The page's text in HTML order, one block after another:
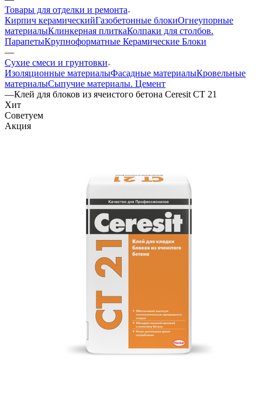
Товары для отделки и ремонта
Кирпич керамическийГазобетонные блокиОгнеупорные
материалыКлинкерная плиткаКолпаки для столбов.
ПарапетыКрупноформатные Керамические Блоки
—
Сухие смеси и грунтовки
Изоляционные материалыФасадные материалыКровельные
материалыСыпучие материалы. Цемент
—Клей для блоков из ячеистого бетона Ceresit CT 21
Хит
Советуем
Акция